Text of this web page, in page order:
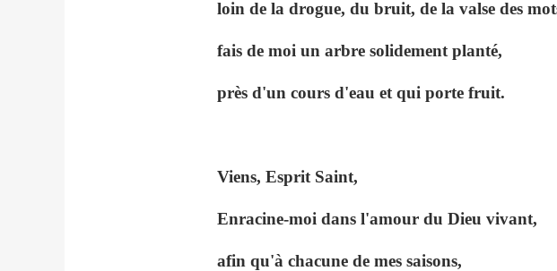
loin de la drogue, du bruit, de la valse des
fais de moi un arbre solidement planté,
près d'un cours d'eau et qui porte fruit.
Viens, Esprit Saint,
Enracine-moi dans l'amour du Dieu vivant,
afin qu'à chacune de mes saisons,